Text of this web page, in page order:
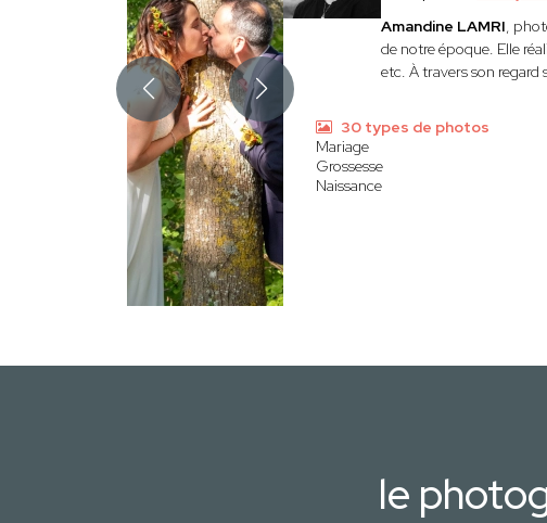
Amandine LAMRI,
de notre époque. Elle
etc. À travers son
30 types de photos
Mariage
Grossesse
Naissance
le